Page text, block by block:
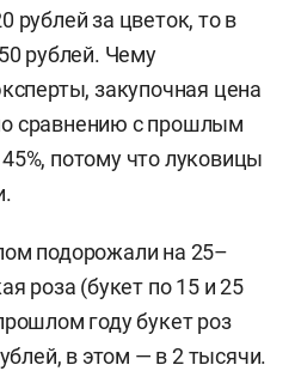
рублей за цветок, то в
рублей. Чему
закупочная цена
сравнению с прошлым
потому что луковицы
подорожали на 25–
роза (букет по 15 и 25
году букет роз
в этом — в 2 тысячи.